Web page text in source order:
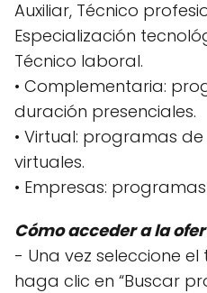
Auxiliar, Técnico
Especialización
Técnico laboral.
• Complementaria:
duración presenciales.
• Virtual: programas
virtuales.
• Empresas:
Cómo acceder a la
- Una vez seleccione
haga clic en “Buscar